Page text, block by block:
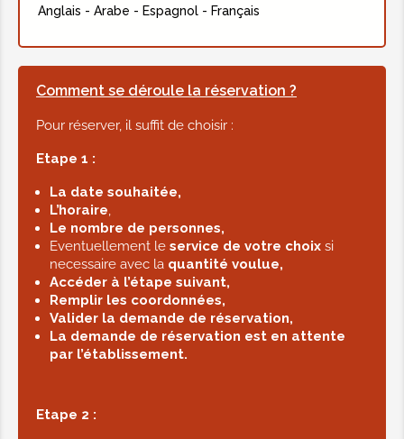
Anglais - Arabe - Espagnol - Français
Comment se déroule la réservation ?
Pour réserver, il suffit de choisir :
Etape 1 :
La date souhaitée,
L’horaire,
Le nombre de personnes,
Eventuellement le service de votre choix si
necessaire avec la quantité voulue,
Accéder à l’étape suivant,
Remplir les coordonnées,
Valider la demande de réservation,
La demande de réservation est en attente
par l’établissement.
Etape 2 :